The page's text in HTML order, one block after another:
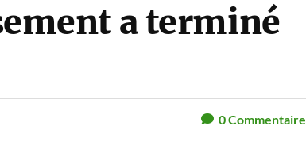
a terminé
0Commentaire